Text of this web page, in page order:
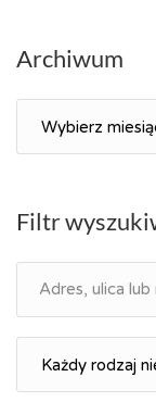
Archiwum
Filtr